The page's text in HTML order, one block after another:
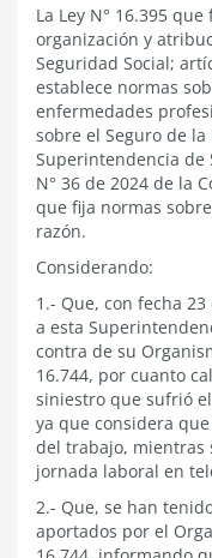
La Ley N° 16.395
organización y
Seguridad Social;
establece normas
enfermedades
sobre el Seguro de la
Superintendencia de
N° 36 de 2024 de la
que fija normas
razón.
Considerando:
1.- Que, con fecha
a esta
contra de su
16.744, por cuanto
siniestro que sufrió
ya que considera
del trabajo, mientras
jornada laboral en
2.- Que, se han
aportados por el